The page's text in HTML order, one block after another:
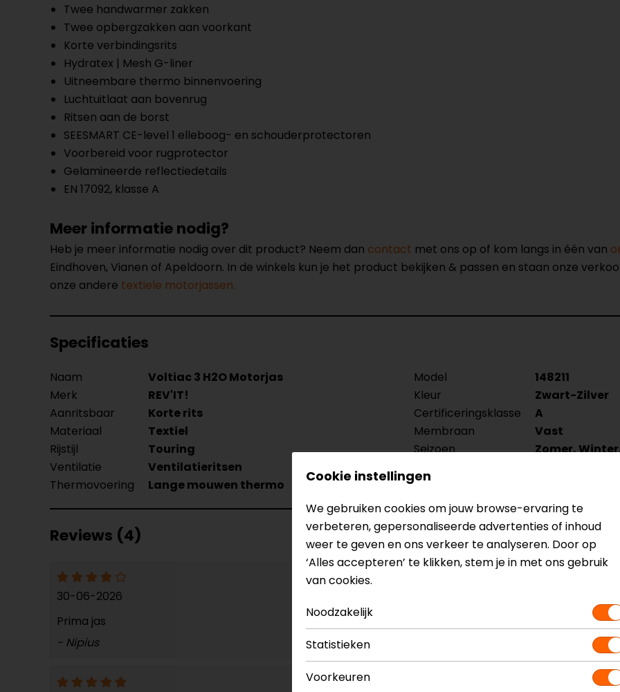
Twee handwarmer zakken
Twee opbergzakken aan voorkant
Korte verbindingsrits
Hydratex | Mesh G-liner
Uitneembare thermo binnenvoering
Luchtuitlaat aan bovenrug
Ritsen aan de borst
SEESMART CE-level 1 elleboog- en schouderprotectoren
Voorbereid voor rugprotector
Gelamineerde reflectiedetails
EN 17092, klasse A
Meer informatie nodig?
Heb je meer informatie nodig over dit product? Neem dan contact met ons op of kom langs in één van
Eindhoven, Vianen of Apeldoorn. In de winkels kun je het product bekijken & passen en staan onze
onze andere textiele motorjassen.
Specificaties
Naam Voltiac 3 H2O Motorjas Model
148211
Merk
REV'IT! Kleur
Zwart-Zilver
Aanritsbaar
Korte rits Certificeringsklasse
A
Materiaal
Textiel Membraan
Vast
Rijstijl
Touring Seizoen
Zomer,
Ventilatie
Ventilatieritsen
Thermovoering
Lange mouwen thermo
Reviews (4)
30-06-2026
Prima jas
- Nipius
Cookie instellingen
We gebruiken cookies om jouw browse-ervaring te
verbeteren, gepersonaliseerde advertenties of inhoud
weer te geven en ons verkeer te analyseren. Door op
‘Alles accepteren’ te klikken, stem je in met ons gebruik
van cookies.
Noodzakelijk
Statistieken
Voorkeuren